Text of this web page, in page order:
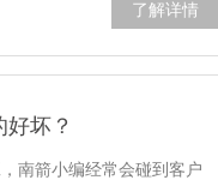
了解详情
坏？
南箭小编经常会碰到客户